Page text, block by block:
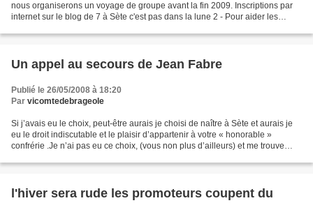
nous organiserons un voyage de groupe avant la fin 2009. Inscriptions par
internet sur le blog de 7 à Sète c'est pas dans la lune 2 - Pour aider les
Un appel au secours de Jean Fabre
Publié le 26/05/2008 à 18:20
Par vicomtedebrageole
Si j’avais eu le choix, peut-être aurais je choisi de naître à Sète et aurais je
eu le droit indiscutable et le plaisir d’appartenir à votre « honorable »
confrérie .Je n’ai pas eu ce choix, (vous non plus d’ailleurs) et me trouve
l'hiver sera rude les promoteurs coupent du